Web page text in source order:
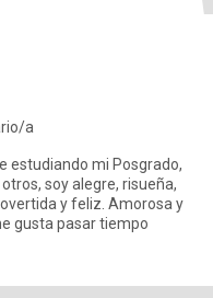
a
estudiando mi Posgrado,
soy alegre, risueña,
y feliz. Amorosa y
gusta pasar tiempo